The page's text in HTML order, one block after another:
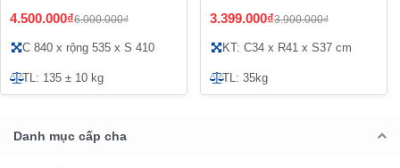
4.500.000₫6.000.000₫
C 840 x rộng 535 x S 410
TL: 135 ± 10 kg
3.399.000₫3.900.000₫
KT: C34 x R41 x S37 cm
TL: 35kg
Danh mục cấp cha